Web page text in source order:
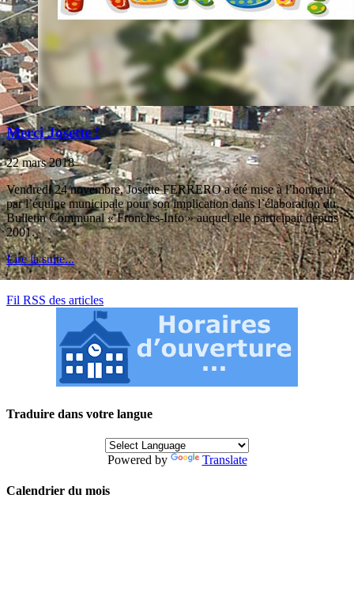
Merci Josette !
22 mars 2018
Vendredi 24 novembre, Josette FERRERO a été mise à l’honneur
par l’équipe municipale pour son implication dans l’élaboration du
Bulletin Communal « Froncles-Info » auquel elle participait depuis
2001.
Lire la suite...
Fil RSS des articles
Traduire dans votre langue
Powered by Translate
Calendrier du mois